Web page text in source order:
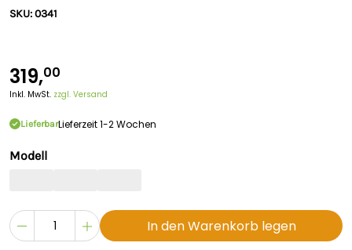
SKU: 0341
319,00
Inkl. MwSt. zzgl. Versand
LieferbarLieferzeit 1-2 Wochen
Modell
In den Warenkorb legen